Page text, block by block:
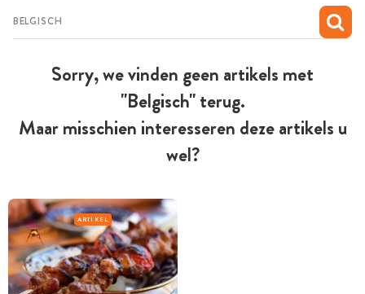
Sorry, we vinden geen artikels met
"Belgisch" terug.
Maar misschien interesseren deze artikels u
wel?
ARTIKEL
MIJN BEWAARDE RECEPTEN